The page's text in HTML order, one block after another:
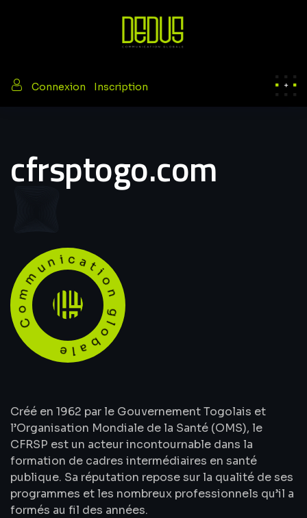
Connexion Inscription
cfrsptogo.com
Communication globale
Créé en 1962 par le Gouvernement Togolais et
l’Organisation Mondiale de la Santé (OMS), le
CFRSP est un acteur incontournable dans la
formation de cadres intermédiaires en santé
publique. Sa réputation repose sur la qualité de ses
programmes et les nombreux professionnels qu’il a
formés au fil des années.